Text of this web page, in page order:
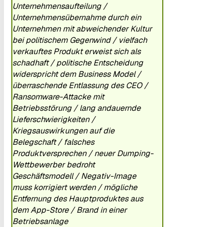
Unternehmensaufteilung /
Unternehmensübernahme durch ein
Unternehmen mit abweichender Kultur
bei politischem Gegenwind / vielfach
verkauftes Produkt erweist sich als
schadhaft / politische Entscheidung
widerspricht dem Business Model /
überraschende Entlassung des CEO /
Ransomware-Attacke mit
Betriebsstörung / lang andauernde
Lieferschwierigkeiten /
Kriegsauswirkungen auf die
Belegschaft / falsches
Produktversprechen / neuer Dumping-
Wettbewerber bedroht
Geschäftsmodell / Negativ-Image
muss korrigiert werden / mögliche
Entfernung des Hauptproduktes aus
dem App-Store / Brand in einer
Betriebsanlage